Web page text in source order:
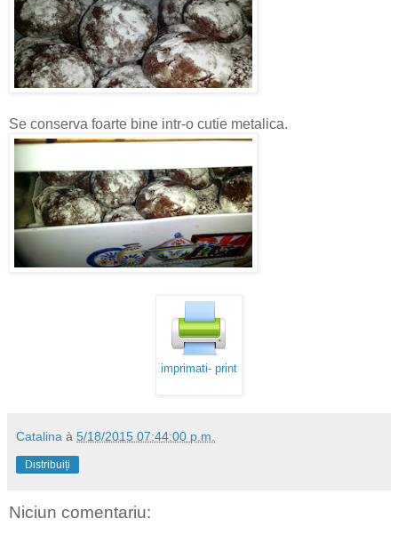
Se conserva foarte bine intr-o cutie metalica.
imprimati- print
Catalina à 5/18/2015 07:44:00 p.m.
Distribuiți
Niciun comentariu: